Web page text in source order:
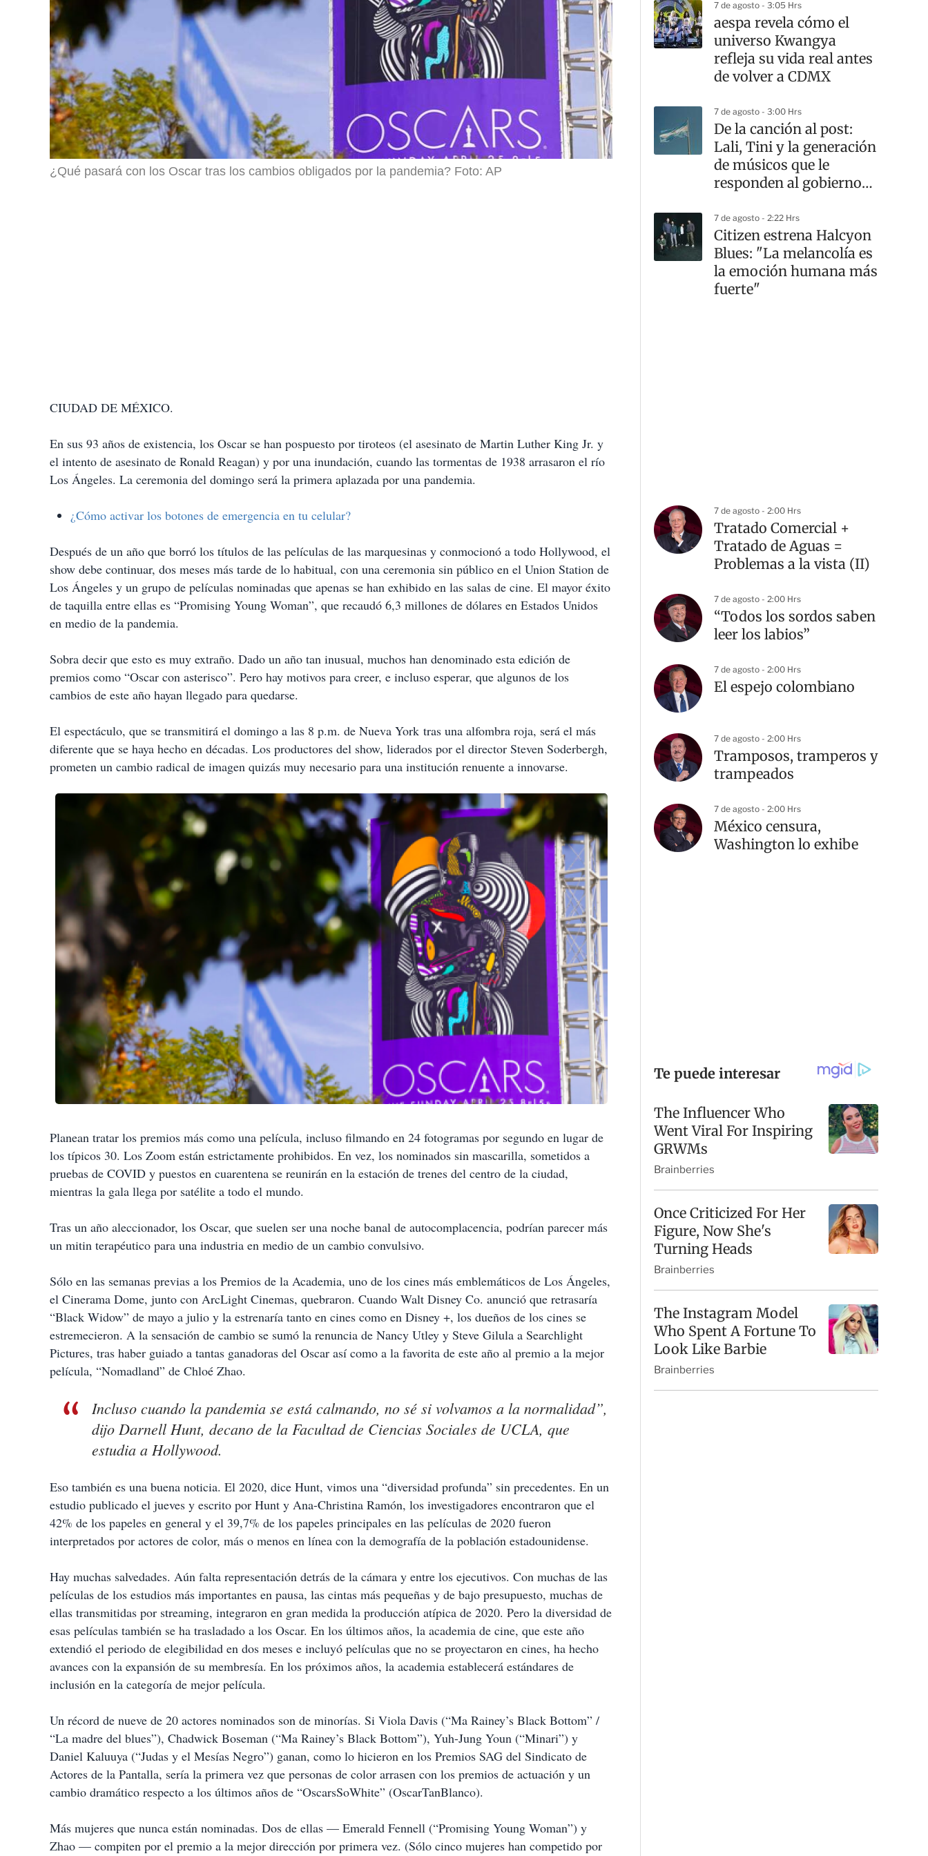
¿Qué pasará con los Oscar tras los cambios obligados por la pandemia? Foto: AP
CIUDAD DE MÉXICO.
En sus 93 años de existencia, los Oscar se han pospuesto por tiroteos (el asesinato de Martin Luther King Jr. y
el intento de asesinato de Ronald Reagan) y por una inundación, cuando las tormentas de 1938 arrasaron el río
Los Ángeles. La ceremonia del domingo será la primera aplazada por una pandemia.
¿Cómo activar los botones de emergencia en tu celular?
Después de un año que borró los títulos de las películas de las marquesinas y conmocionó a todo Hollywood, el
show debe continuar, dos meses más tarde de lo habitual, con una ceremonia sin público en el Union Station de
Los Ángeles y un grupo de películas nominadas que apenas se han exhibido en las salas de cine. El mayor éxito
de taquilla entre ellas es “Promising Young Woman”, que recaudó 6,3 millones de dólares en Estados Unidos
en medio de la pandemia.
Sobra decir que esto es muy extraño. Dado un año tan inusual, muchos han denominado esta edición de
premios como “Oscar con asterisco”. Pero hay motivos para creer, e incluso esperar, que algunos de los
cambios de este año hayan llegado para quedarse.
El espectáculo, que se transmitirá el domingo a las 8 p.m. de Nueva York tras una alfombra roja, será el más
diferente que se haya hecho en décadas. Los productores del show, liderados por el director Steven Soderbergh,
prometen un cambio radical de imagen quizás muy necesario para una institución renuente a innovarse.
Planean tratar los premios más como una película, incluso filmando en 24 fotogramas por segundo en lugar de
los típicos 30. Los Zoom están estrictamente prohibidos. En vez, los nominados sin mascarilla, sometidos a
pruebas de COVID y puestos en cuarentena se reunirán en la estación de trenes del centro de la ciudad,
mientras la gala llega por satélite a todo el mundo.
Tras un año aleccionador, los Oscar, que suelen ser una noche banal de autocomplacencia, podrían parecer más
un mitin terapéutico para una industria en medio de un cambio convulsivo.
Sólo en las semanas previas a los Premios de la Academia, uno de los cines más emblemáticos de Los Ángeles,
el Cinerama Dome, junto con ArcLight Cinemas, quebraron. Cuando Walt Disney Co. anunció que retrasaría
“Black Widow” de mayo a julio y la estrenaría tanto en cines como en Disney +, los dueños de los cines se
estremecieron. A la sensación de cambio se sumó la renuncia de Nancy Utley y Steve Gilula a Searchlight
Pictures, tras haber guiado a tantas ganadoras del Oscar así como a la favorita de este año al premio a la mejor
película, “Nomadland” de Chloé Zhao.
Incluso cuando la pandemia se está calmando, no sé si volvamos a la normalidad”,
dijo Darnell Hunt, decano de la Facultad de Ciencias Sociales de UCLA, que
estudia a Hollywood.
Eso también es una buena noticia. El 2020, dice Hunt, vimos una “diversidad profunda” sin precedentes. En un
estudio publicado el jueves y escrito por Hunt y Ana-Christina Ramón, los investigadores encontraron que el
42% de los papeles en general y el 39,7% de los papeles principales en las películas de 2020 fueron
interpretados por actores de color, más o menos en línea con la demografía de la población estadounidense.
Hay muchas salvedades. Aún falta representación detrás de la cámara y entre los ejecutivos. Con muchas de las
películas de los estudios más importantes en pausa, las cintas más pequeñas y de bajo presupuesto, muchas de
ellas transmitidas por streaming, integraron en gran medida la producción atípica de 2020. Pero la diversidad de
esas películas también se ha trasladado a los Oscar. En los últimos años, la academia de cine, que este año
extendió el periodo de elegibilidad en dos meses e incluyó películas que no se proyectaron en cines, ha hecho
avances con la expansión de su membresía. En los próximos años, la academia establecerá estándares de
inclusión en la categoría de mejor película.
Un récord de nueve de 20 actores nominados son de minorías. Si Viola Davis (“Ma Rainey’s Black Bottom” /
“La madre del blues”), Chadwick Boseman (“Ma Rainey’s Black Bottom”), Yuh-Jung Youn (“Minari”) y
Daniel Kaluuya (“Judas y el Mesías Negro”) ganan, como lo hicieron en los Premios SAG del Sindicato de
Actores de la Pantalla, sería la primera vez que personas de color arrasen con los premios de actuación y un
cambio dramático respecto a los últimos años de “OscarsSoWhite” (OscarTanBlanco).
Más mujeres que nunca están nominadas. Dos de ellas — Emerald Fennell (“Promising Young Woman”) y
Zhao — compiten por el premio a la mejor dirección por primera vez. (Sólo cinco mujeres han competido por
7 de agosto - 3:05 Hrs
aespa revela cómo el
universo Kwangya
refleja su vida real antes
de volver a CDMX
7 de agosto - 3:00 Hrs
De la canción al post:
Lali, Tini y la generación
de músicos que le
responden al gobierno
7 de agosto - 2:22 Hrs
Citizen estrena Halcyon
Blues: "La melancolía es
la emoción humana más
fuerte"
7 de agosto - 2:00 Hrs
Tratado Comercial +
Tratado de Aguas =
Problemas a la vista (II)
7 de agosto - 2:00 Hrs
“Todos los sordos saben
leer los labios”
7 de agosto - 2:00 Hrs
El espejo colombiano
7 de agosto - 2:00 Hrs
Tramposos, tramperos y
trampeados
7 de agosto - 2:00 Hrs
México censura,
Washington lo exhibe